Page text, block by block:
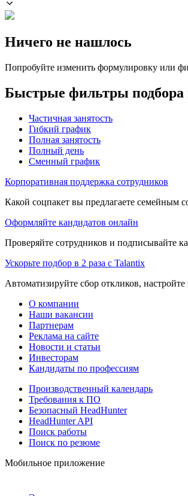
Ничего не нашлось
Попробуйте изменить формулировку или
Быстрые фильтры подбора
Частичная занятость
Гибкий график
Полная занятость
Полный день
Сменный график
Корпоративная поддержка сотрудников
Какой соцпакет вы предлагаете семейным
Оформляйте кандидатов онлайн
Проверяйте сотрудников и подписывайте
Ускорьте подбор в 2 раза с Talantix
Автоматизируйте сбор откликов,
О компании
Наши вакансии
Партнерам
Реклама на сайте
Новости и статьи
Инвесторам
Кандидаты по профессиям
Производственный календарь
Требования к ПО
Безопасный HeadHunter
HeadHunter API
Поиск работы
Поиск по резюме
Мобильное приложение